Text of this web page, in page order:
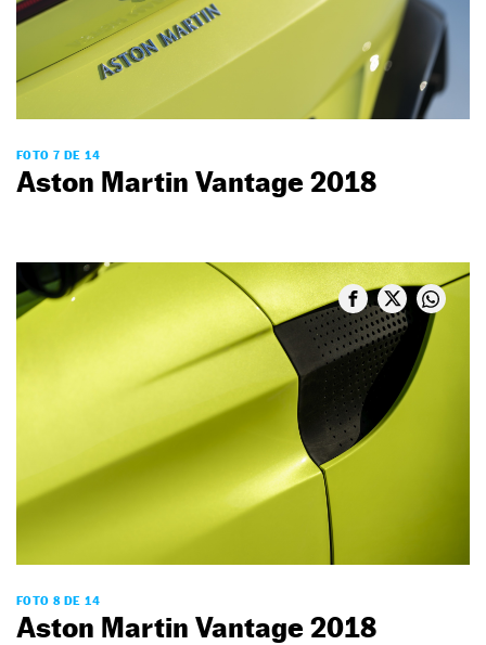
FOTO 7 DE 14
Aston Martin Vantage 2018
FOTO 8 DE 14
Aston Martin Vantage 2018